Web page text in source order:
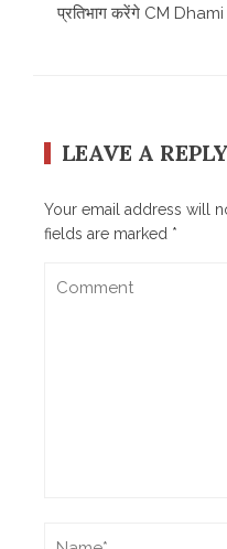
प्रतिभाग करेंगे CM Dhami
LEAVE A REPLY
Your email address will
fields are marked *